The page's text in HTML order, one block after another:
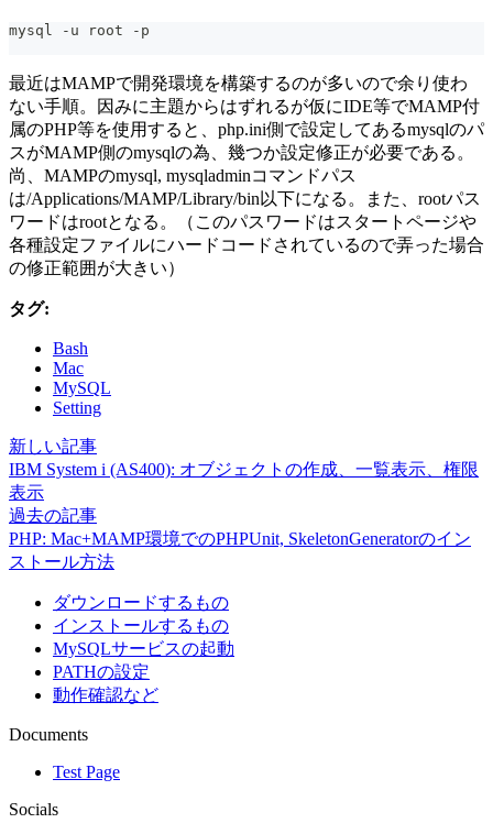
mysql -u root -p
最近はMAMPで開発環境を構築するのが多いので余り使わ
ない手順。因みに主題からはずれるが仮にIDE等でMAMP付
属のPHP等を使用すると、php.ini側で設定してあるmysqlのパ
スがMAMP側のmysqlの為、幾つか設定修正が必要である。
尚、MAMPのmysql, mysqladminコマンドパス
は/Applications/MAMP/Library/bin以下になる。また、rootパス
ワードはrootとなる。（このパスワードはスタートページや
各種設定ファイルにハードコードされているので弄った場合
の修正範囲が大きい）
タグ:
Bash
Mac
MySQL
Setting
新しい記事
IBM System i (AS400): オブジェクトの作成、一覧表示、権限
表示
過去の記事
PHP: Mac+MAMP環境でのPHPUnit, SkeletonGeneratorのイン
ストール方法
ダウンロードするもの
インストールするもの
MySQLサービスの起動
PATHの設定
動作確認など
Documents
Test Page
Socials